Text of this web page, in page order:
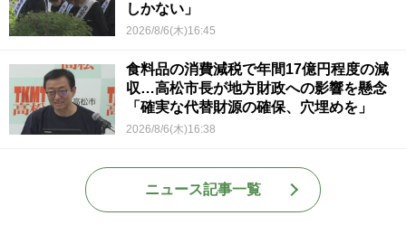
しかない」
2026/8/6(木)16:45
食料品の消費減税で年間17億円程度の減
収…高松市長が地方財政への影響を懸念
「確実な代替財源の確保、穴埋めを」
2026/8/6(木)16:38
ニュース記事一覧